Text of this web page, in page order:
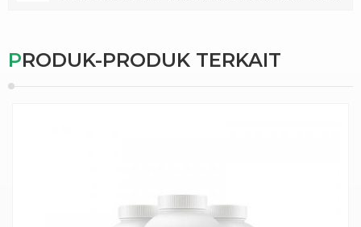
PRODUK-PRODUK TERKAIT